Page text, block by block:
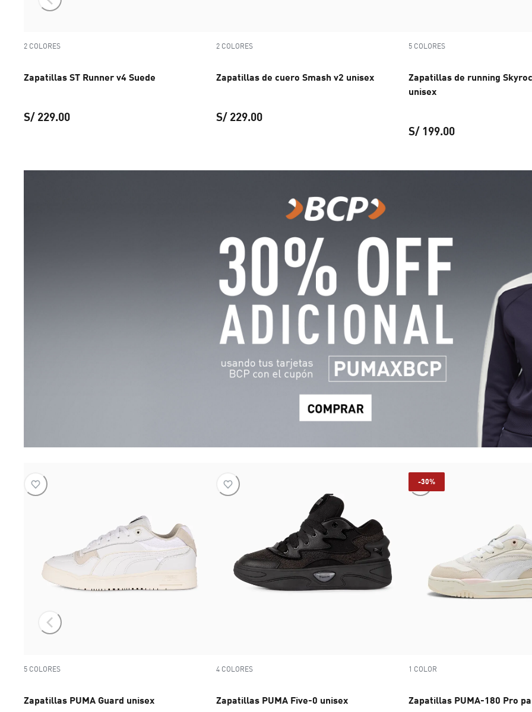
2 COLORES
Zapatillas ST Runner v4 Suede
S/ 229.00
2 COLORES
Zapatillas de cuero Smash v2 unisex
S/ 229.00
5 COLORES
Zapatillas de running
unisex
S/ 199.00
5 COLORES
Zapatillas PUMA Guard unisex
4 COLORES
Zapatillas PUMA Five-0 unisex
-30%
1 COLOR
Zapatillas PUMA-180 Pro